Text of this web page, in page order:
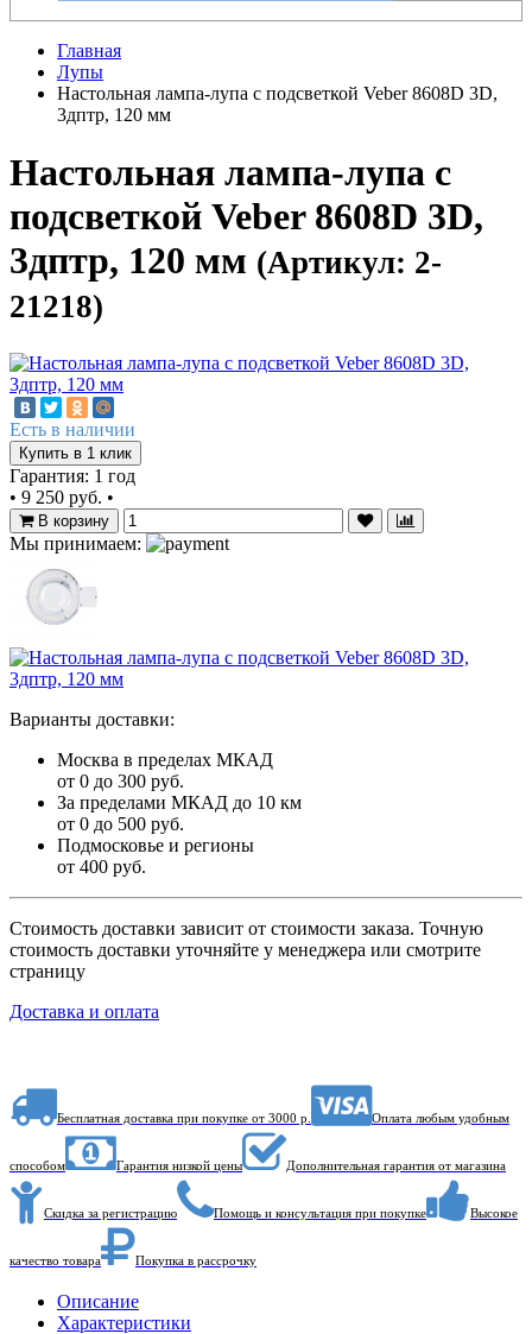
Главная
Лупы
Настольная лампа-лупа с подсветкой Veber 8608D 3D,
3дптр, 120 мм
Настольная лампа-лупа с
подсветкой Veber 8608D 3D,
3дптр, 120 мм (Артикул: 2-
21218)
Есть в наличии
Купить в 1 клик
Гарантия: 1 год
• 9 250 руб. •
В корзину
Мы принимаем:
Варианты доставки:
Москва в пределах МКАД
от 0 до 300 руб.
За пределами МКАД до 10 км
от 0 до 500 руб.
Подмосковье и регионы
от 400 руб.
Стоимость доставки зависит от стоимости заказа. Точную
стоимость доставки уточняйте у менеджера или смотрите
страницу
Доставка и оплата
Бесплатная доставка при покупке от 3000 р. Оплата любым удобным
способом Гарантия низкой цены Дополнительная гарантия от магазина
Скидка за регистрацию Помощь и консультация при покупке Высокое
качество товара Покупка в рассрочку
Описание
Характеристики